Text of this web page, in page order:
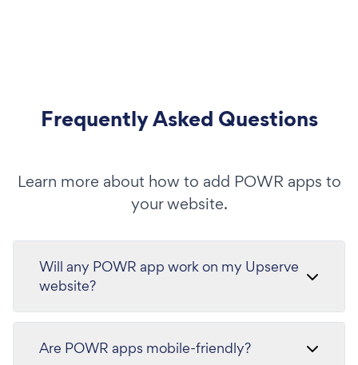
Frequently Asked Questions
Learn more about how to add POWR apps to
your website.
Will any POWR app work on my Upserve
website?
Are POWR apps mobile-friendly?